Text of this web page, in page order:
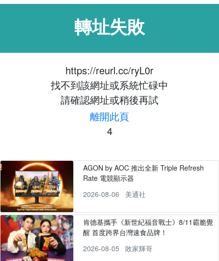
轉址失敗
https://reurl.cc/ryL0r
找不到該網址或系統忙碌中
請確認網址或稍後再試
離開此頁
4
AGON by AOC 推出全新 Triple Refresh
Rate 電競顯示器
2026-08-06
美通社
肯德基攜手《新世紀福音戰士》8/11霸脆覺
醒 首度跨界台灣速食品牌！
2026-08-05
敗家輝哥